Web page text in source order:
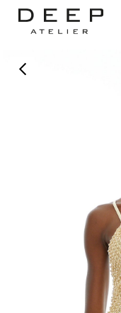
Anasayfa TÜM ELBİSELER